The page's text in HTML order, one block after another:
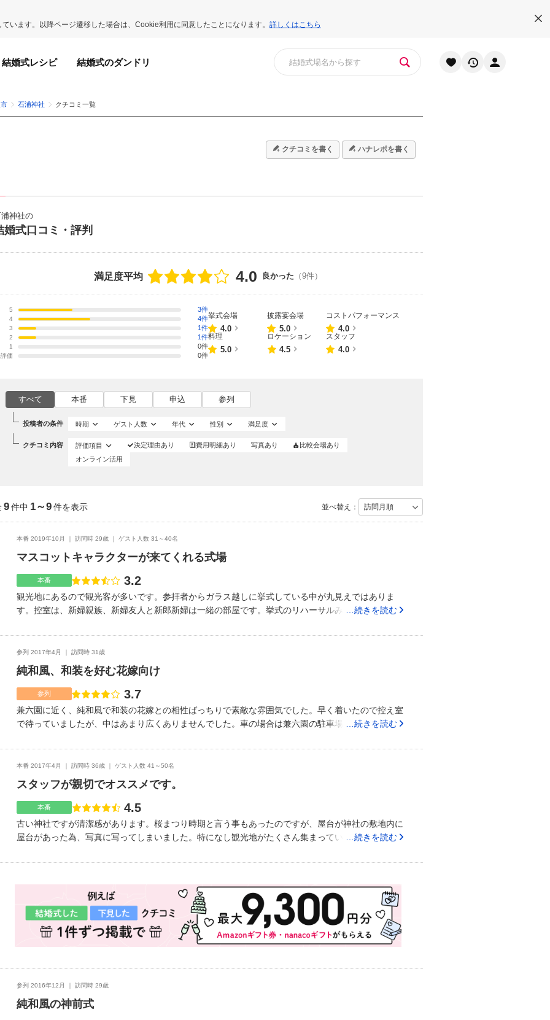
います。以降ページ遷移した場合は、Cookie利用に同意したことになります。 詳しくはこちら
結婚式レシピ 結婚式のダンドリ
石浦神社 クチコミ一覧
クチコミを書く
ハナレポを書く
神社の
婚式口コミ・評判
満足度平均 点数
4.0 良かった （9件）
5 3件
4 4件
3 1件
2 1件
1 0件
価 0件
挙式会場
点数
4.0
披露宴会場
点数
5.0
コストパフォーマンス
点数
4.0
料理
点数
5.0
ロケーション
点数
4.5
スタッフ
点数
4.0
すべて 本番 下見 申込 参列
投稿者の条件 時期 ゲスト人数 年代 性別 満足度
クチコミ内容 評価項目 決定理由あり 費用明細あり 写真あり
比較会場あり
オンライン活用
9件中 1～9件を表示 並べ替え：
本番 2019年10月 訪問時 29歳 ゲスト人数 31～40名
マスコットキャラクターが来てくれる式場
本番 点数
3.2
観光地にあるので観光客が多いです。参拝者からガラス越しに挙式している中が丸見えではありま
す。控室は、新婦親族、新婦友人と新郎新婦は一緒の部屋です。挙式のリハーサルみたいなものを新
してからすぐ案内がなかったので控室がみんな分からない状態でウロウロすることになりました。案
内はしっかりしてほしかったです。巫女さんの踊りもあるし、演奏も生演奏なのでいいかと思いま
す。また花嫁道中ができたり、マスコットキャラクターのきまちゃんに来てもらうことができます。
きまちゃんが来た時が1番盛り上がっていた気がします。神前式がしたくて花嫁道中がやりたい方に
おすすめです。
…続きを読む
参列 2017年4月 訪問時 31歳
純和風、和装を好む花嫁向け
参列 点数
3.7
兼六園に近く、純和風で和装の花嫁との相性ばっちりで素敵な雰囲気でした。早く着いたので控え室
で待っていましたが、中はあまり広くありませんでした。車の場合は兼六園の駐車場を利用しなくて
い。古い神社でしたが、化粧室や控え室は設備が新しかった。兼六園に近く、桜が満開の時期で花嫁
さんの和装姿が一層綺麗に写りました。観光シーズンで観光客が多く、花嫁さんは目立っていまし
た。設備上難しいとは思いますが、挙式の途中、座る位置から柱で花嫁さんが全然見えなかった。縁
結びの神様が祭ってあるようで、結婚式をするには縁起がいいと思います。
…続きを読む
本番 2017年4月 訪問時 36歳 ゲスト人数 41～50名
スタッフが親切でオススメです。
本番 点数
4.5
古い神社ですが清潔感があります。桜まつり時期と言う事もあったのですが、屋台が神社の敷地内に
屋台があった為、写真に写ってしまいました。特になし観光地がたくさん集まっている場所で、歩い
丁寧でした。特になし厳格な雰囲気の中での挙式でした。神主が率いる花嫁道中もできます。巫女の
備中や挙式中に英語で説明してくれる部分もあり、気を使ってくれていると良く感じることができま
した。花嫁道中も出来ます。道中の時花嫁の手を引いてくれる方は写真を見て勝手に巫女だと思って
いたのですが、私の時は自分の父親でした。
…続きを読む
参列 2016年12月 訪問時 29歳
純和風の神前式